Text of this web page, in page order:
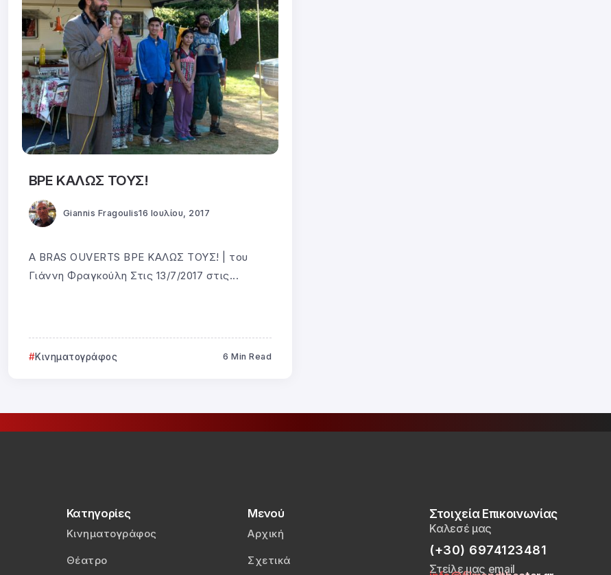
ΒΡΕ ΚΑΛΩΣ ΤΟΥΣ!
Giannis Fragoulis16 Ιουλίου, 2017
A BRAS OUVERTS ΒΡΕ ΚΑΛΩΣ ΤΟΥΣ! | του
Γιάννη Φραγκούλη Στις 13/7/2017 στις...
Κινηματογράφος 6 Min Read
Κατηγορίες
Κινηματογράφος
Θέατρο
Μενού
Αρχική
Σχετικά
Στοιχεία Επικοινωνίας
Καλεσέ μας
(+30) 6974123481
Στείλε μας email